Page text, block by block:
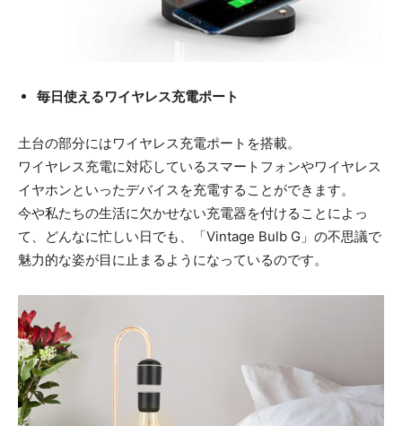
毎日使えるワイヤレス充電ポート
土台の部分にはワイヤレス充電ポートを搭載。
ワイヤレス充電に対応しているスマートフォンやワイヤレス
イヤホンといったデバイスを充電することができます。
今や私たちの生活に欠かせない充電器を付けることによっ
て、どんなに忙しい日でも、「Vintage Bulb G」の不思議で
魅力的な姿が目に止まるようになっているのです。